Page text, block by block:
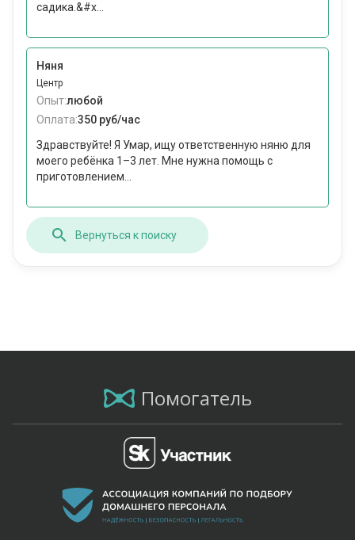
садика.&#x...
Няня
Центр
Опыт:любой
Оплата:350 руб/час
Здравствуйте! Я Умар, ищу ответственную няню для
моего ребёнка 1–3 лет. Мне нужна помощь с
приготовлением...
Вернуться к поиску
Помогатель